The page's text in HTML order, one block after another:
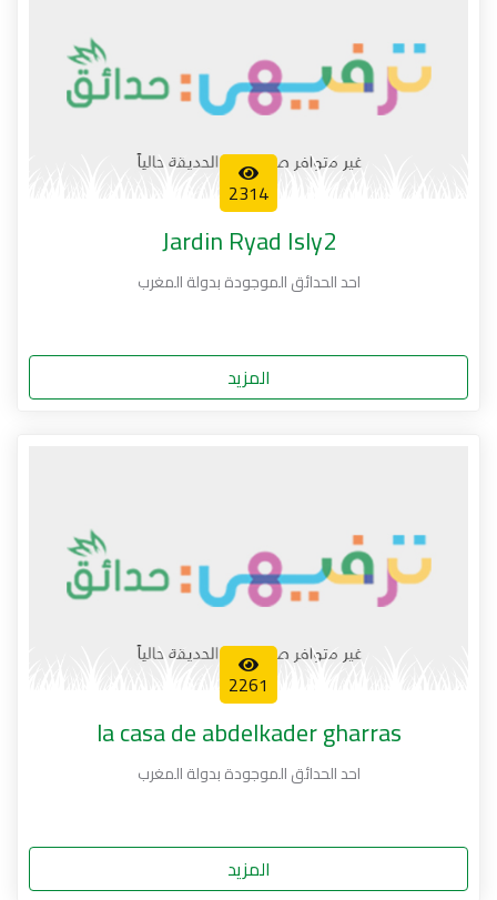
2314
Jardin Ryad Isly2
احد الحدائق الموجودة بدولة المغرب
المزيد
2261
la casa de abdelkader gharras
احد الحدائق الموجودة بدولة المغرب
المزيد